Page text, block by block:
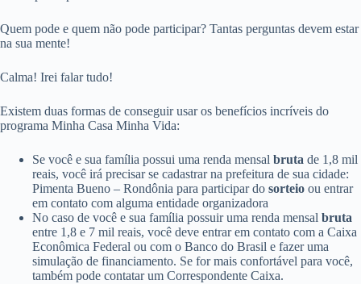
Quem pode e quem não pode participar? Tantas perguntas devem estar
na sua mente!
Calma! Irei falar tudo!
Existem duas formas de conseguir usar os benefícios incríveis do
programa Minha Casa Minha Vida:
Se você e sua família possui uma renda mensal bruta de 1,8 mil
reais, você irá precisar se cadastrar na prefeitura de sua cidade:
Pimenta Bueno – Rondônia para participar do sorteio ou entrar
em contato com alguma entidade organizadora
No caso de você e sua família possuir uma renda mensal bruta
entre 1,8 e 7 mil reais, você deve entrar em contato com a Caixa
Econômica Federal ou com o Banco do Brasil e fazer uma
simulação de financiamento. Se for mais confortável para você,
também pode contatar um Correspondente Caixa.